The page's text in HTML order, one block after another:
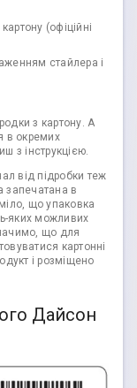
(офіційні
стайлера і
з картону. А
в окремих
з інструкцією.
від підробки теж
запечатана в
що упаковка
яких можливих
що для
картонні
і розміщено
Дайсон